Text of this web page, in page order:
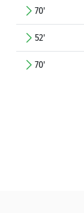
70'
52'
70'